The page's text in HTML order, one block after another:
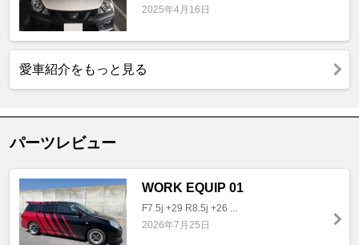
2025年4月16日
愛車紹介をもっと見る
パーツレビュー
WORK EQUIP 01
F7.5j +29 R8.5j +26 ...
2026年7月25日